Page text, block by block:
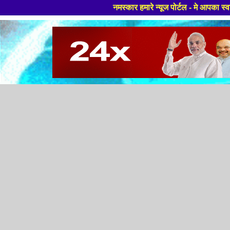
नमस्कार हमारे न्यूज पोर्टल - मे आपका स्वागत हैं ,यहाँ